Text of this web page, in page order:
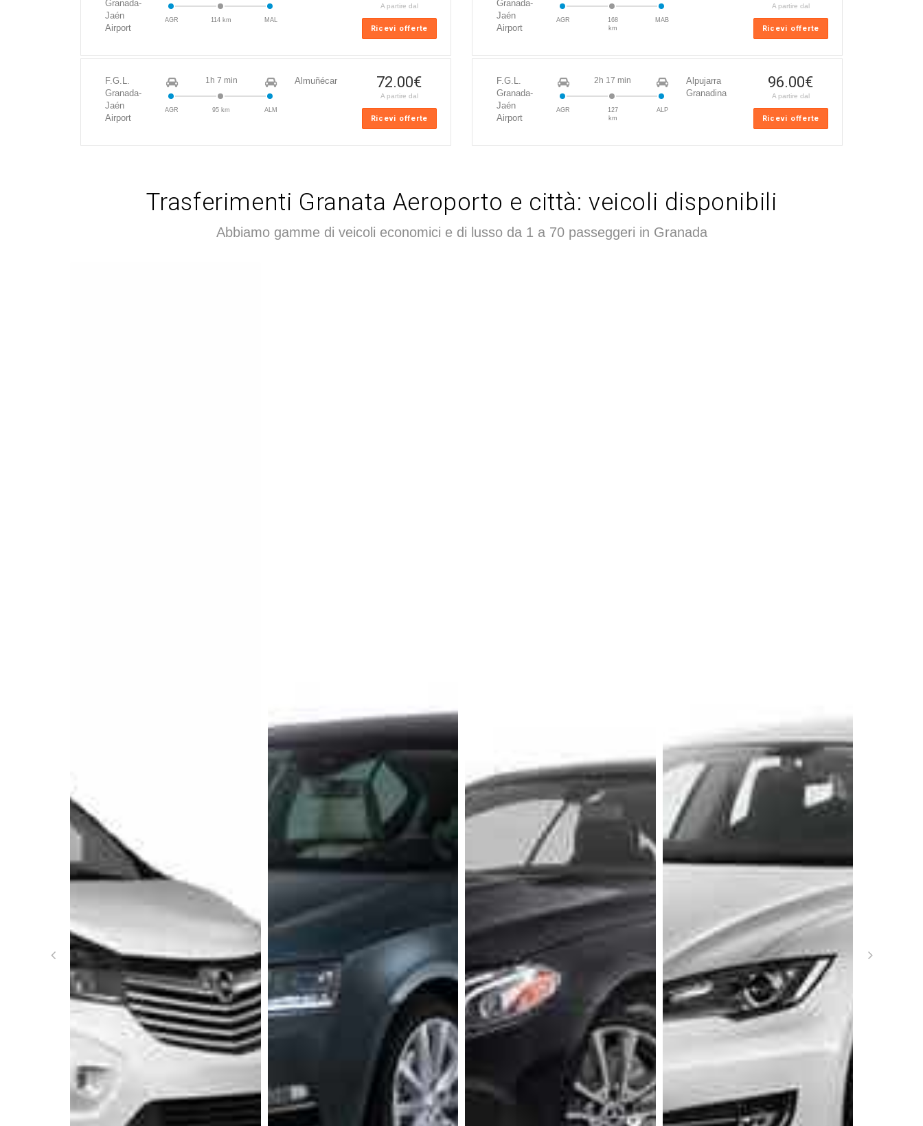
Granada-
Jaén
Airport
AGR 114 km MAL
A partire dal
Ricevi offerte
Granada-
Jaén
Airport
AGR
168
km
MAB
A partire dal
Ricevi offerte
F.G.L.
Granada-
Jaén
Airport
1h 7 min
AGR 95 km ALM
Almuñécar 72.00€
A partire dal
Ricevi offerte
F.G.L.
Granada-
Jaén
Airport
2h 17 min
AGR
127
km
ALP
Alpujarra
Granadina
96.00€
A partire dal
Ricevi offerte
Trasferimenti Granata Aeroporto e città: veicoli disponibili
Abbiamo gamme di veicoli economici e di lusso da 1 a 70 passeggeri in Granada